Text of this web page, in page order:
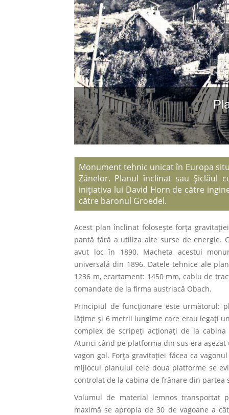
Monument tehnic unicat în Europa
Zânelor. Planul înclinat sau Şiclăul
iniţiativa lui David Horn de către
către baronul Groedel.
Acest plan înclinat foloseşte forţa
pantă fără a utiliza alte surse de energie.
avut loc în 1890. Macheta acestui
universală din 1896. Datele tehnice ale
1236 m, ecartament: 1450 mm, cablu de
comandate de la firma austriacă Obach.
Principiul de funcţionare este următorul:
lăţime şi 6 metrii lungime care erau legaţi
complex de scripeţi acţionaţi de la
Atunci când pe platforma din sus era
vagon gol. Forţa gravitaţiei făcea ca
mijlocul planului cele doua platforme se
controlat de la cabina de frânare din
Volumul de material lemnos transportat
maximă se apropia de 30 de vagoane a